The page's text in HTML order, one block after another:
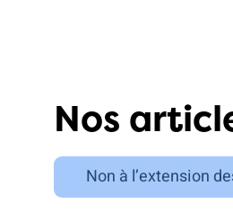
Nos
Non à l’extension